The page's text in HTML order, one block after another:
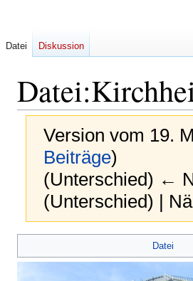
Datei:
Version vom 19.
Beiträge)
(Unterschied) ←
(Unterschied) |
Navigation
Suche
Datei
Datei Diskussion